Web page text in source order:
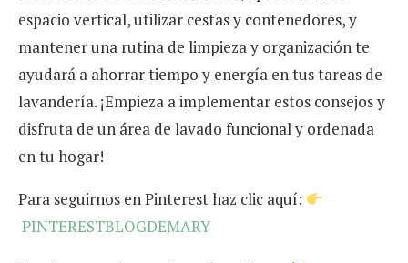
espacio vertical, utilizar cestas y contenedores, y
mantener una rutina de limpieza y organización te
ayudará a ahorrar tiempo y energía en tus tareas de
lavandería. ¡Empieza a implementar estos consejos y
disfruta de un área de lavado funcional y ordenada
en tu hogar!
Para seguirnos en Pinterest haz clic aquí:
PINTERESTBLOGDEMARY